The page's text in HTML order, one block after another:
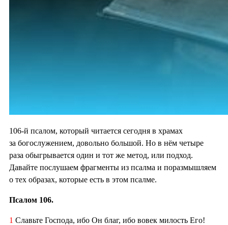
106-й псалом, который читается сегодня в храмах
за богослужением, довольно большой. Но в нём четыре
раза обыгрывается один и тот же метод, или подход.
Давайте послушаем фрагменты из псалма и поразмышляем
о тех образах, которые есть в этом псалме.
Псалом 106.
1 Славьте Господа, ибо Он благ, ибо вовек милость Его!